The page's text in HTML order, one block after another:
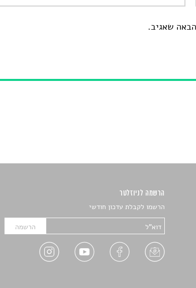
שאגיב.
הרשמה לניוזלטר
הרשמו לקבלת עדכון חודשי